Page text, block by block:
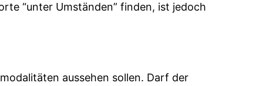
“unter Umständen” finden, ist jedoch
aussehen sollen. Darf der